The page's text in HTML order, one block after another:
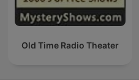
Old Time Radio Theater